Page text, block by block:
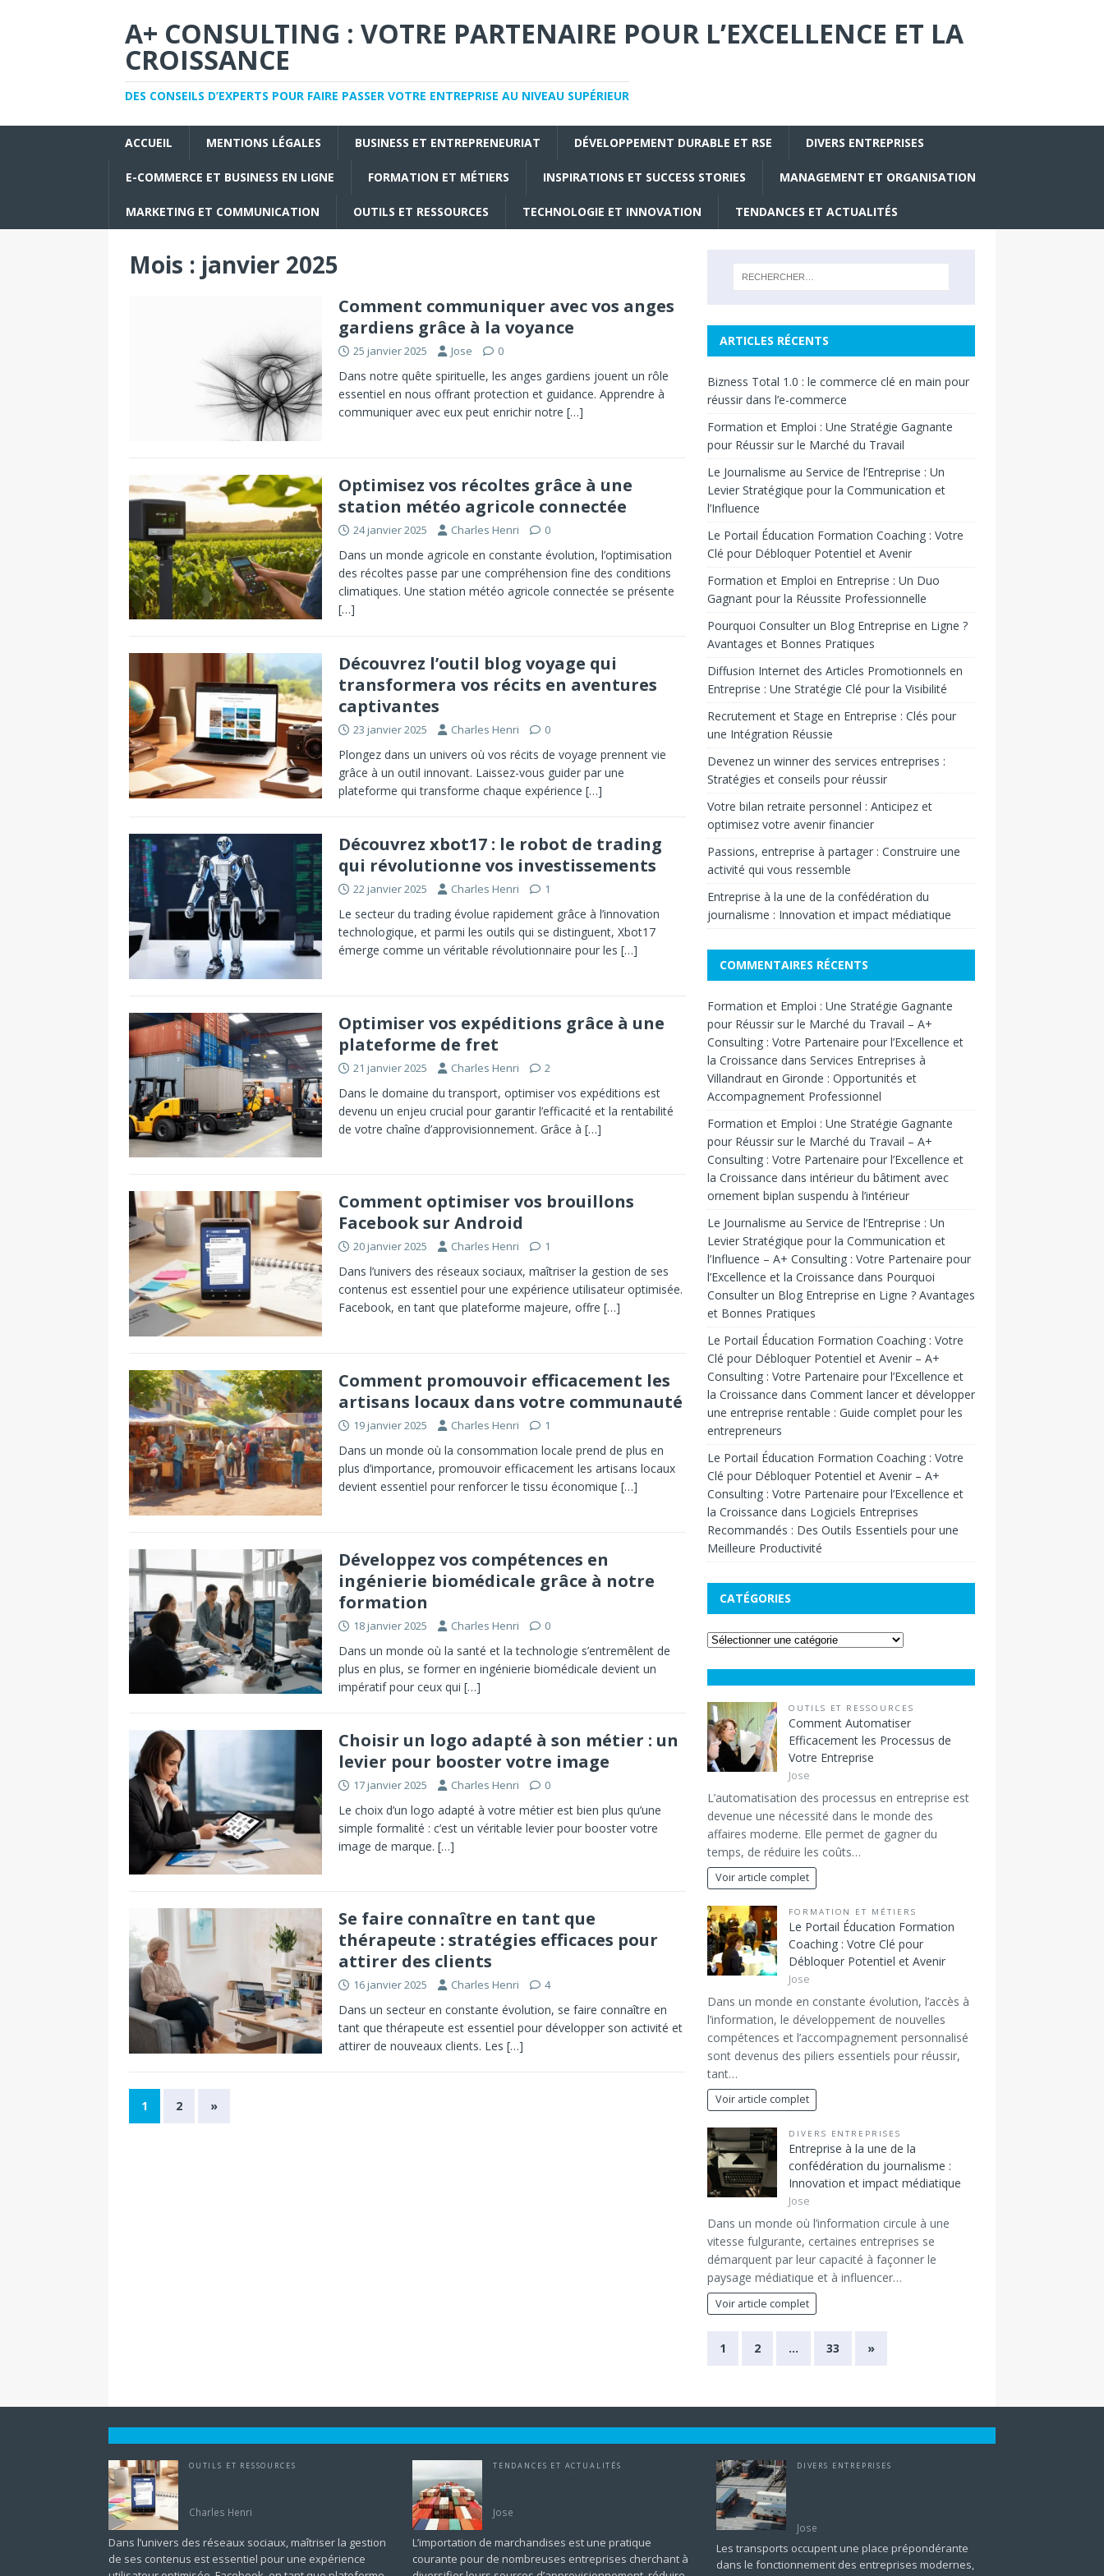
A+ CONSULTING : VOTRE PARTENAIRE POUR L’EXCELLENCE ET LA
CROISSANCE
DES CONSEILS D’EXPERTS POUR FAIRE PASSER VOTRE ENTREPRISE AU NIVEAU SUPÉRIEUR
ACCUEIL MENTIONS LÉGALES BUSINESS ET ENTREPRENEURIAT DÉVELOPPEMENT DURABLE ET RSE DIVERS ENTREPRISES
E-COMMERCE ET BUSINESS EN LIGNE FORMATION ET MÉTIERS INSPIRATIONS ET SUCCESS STORIES MANAGEMENT ET ORGANISATION
MARKETING ET COMMUNICATION OUTILS ET RESSOURCES TECHNOLOGIE ET INNOVATION TENDANCES ET ACTUALITÉS
Mois : janvier 2025
Comment communiquer avec vos anges
gardiens grâce à la voyance
25 janvier 2025 Jose 0
Dans notre quête spirituelle, les anges gardiens jouent un rôle
essentiel en nous offrant protection et guidance. Apprendre à
communiquer avec eux peut enrichir notre […]
Optimisez vos récoltes grâce à une
station météo agricole connectée
24 janvier 2025 Charles Henri 0
Dans un monde agricole en constante évolution, l’optimisation
des récoltes passe par une compréhension fine des conditions
climatiques. Une station météo agricole connectée se présente
[…]
Découvrez l’outil blog voyage qui
transformera vos récits en aventures
captivantes
23 janvier 2025 Charles Henri 0
Plongez dans un univers où vos récits de voyage prennent vie
grâce à un outil innovant. Laissez-vous guider par une
plateforme qui transforme chaque expérience […]
Découvrez xbot17 : le robot de trading
qui révolutionne vos investissements
22 janvier 2025 Charles Henri 1
Le secteur du trading évolue rapidement grâce à l’innovation
technologique, et parmi les outils qui se distinguent, Xbot17
émerge comme un véritable révolutionnaire pour les […]
Optimiser vos expéditions grâce à une
plateforme de fret
21 janvier 2025 Charles Henri 2
Dans le domaine du transport, optimiser vos expéditions est
devenu un enjeu crucial pour garantir l’efficacité et la rentabilité
de votre chaîne d’approvisionnement. Grâce à […]
Comment optimiser vos brouillons
Facebook sur Android
20 janvier 2025 Charles Henri 1
Dans l’univers des réseaux sociaux, maîtriser la gestion de ses
contenus est essentiel pour une expérience utilisateur optimisée.
Facebook, en tant que plateforme majeure, offre […]
Comment promouvoir efficacement les
artisans locaux dans votre communauté
19 janvier 2025 Charles Henri 1
Dans un monde où la consommation locale prend de plus en
plus d’importance, promouvoir efficacement les artisans locaux
devient essentiel pour renforcer le tissu économique […]
Développez vos compétences en
ingénierie biomédicale grâce à notre
formation
18 janvier 2025 Charles Henri 0
Dans un monde où la santé et la technologie s’entremêlent de
plus en plus, se former en ingénierie biomédicale devient un
impératif pour ceux qui […]
Choisir un logo adapté à son métier : un
levier pour booster votre image
17 janvier 2025 Charles Henri 0
Le choix d’un logo adapté à votre métier est bien plus qu’une
simple formalité : c’est un véritable levier pour booster votre
image de marque. […]
Se faire connaître en tant que
thérapeute : stratégies efficaces pour
attirer des clients
16 janvier 2025 Charles Henri 4
Dans un secteur en constante évolution, se faire connaître en
tant que thérapeute est essentiel pour développer son activité et
attirer de nouveaux clients. Les […]
1 2 »
ARTICLES RÉCENTS
Bizness Total 1.0 : le commerce clé en main pour
réussir dans l’e-commerce
Formation et Emploi : Une Stratégie Gagnante
pour Réussir sur le Marché du Travail
Le Journalisme au Service de l’Entreprise : Un
Levier Stratégique pour la Communication et
l’Influence
Le Portail Éducation Formation Coaching : Votre
Clé pour Débloquer Potentiel et Avenir
Formation et Emploi en Entreprise : Un Duo
Gagnant pour la Réussite Professionnelle
Pourquoi Consulter un Blog Entreprise en Ligne ?
Avantages et Bonnes Pratiques
Diffusion Internet des Articles Promotionnels en
Entreprise : Une Stratégie Clé pour la Visibilité
Recrutement et Stage en Entreprise : Clés pour
une Intégration Réussie
Devenez un winner des services entreprises :
Stratégies et conseils pour réussir
Votre bilan retraite personnel : Anticipez et
optimisez votre avenir financier
Passions, entreprise à partager : Construire une
activité qui vous ressemble
Entreprise à la une de la confédération du
journalisme : Innovation et impact médiatique
COMMENTAIRES RÉCENTS
Formation et Emploi : Une Stratégie Gagnante
pour Réussir sur le Marché du Travail – A+
Consulting : Votre Partenaire pour l’Excellence et
la Croissance dans Services Entreprises à
Villandraut en Gironde : Opportunités et
Accompagnement Professionnel
Formation et Emploi : Une Stratégie Gagnante
pour Réussir sur le Marché du Travail – A+
Consulting : Votre Partenaire pour l’Excellence et
la Croissance dans intérieur du bâtiment avec
ornement biplan suspendu à l’intérieur
Le Journalisme au Service de l’Entreprise : Un
Levier Stratégique pour la Communication et
l’Influence – A+ Consulting : Votre Partenaire pour
l’Excellence et la Croissance dans Pourquoi
Consulter un Blog Entreprise en Ligne ? Avantages
et Bonnes Pratiques
Le Portail Éducation Formation Coaching : Votre
Clé pour Débloquer Potentiel et Avenir – A+
Consulting : Votre Partenaire pour l’Excellence et
la Croissance dans Comment lancer et développer
une entreprise rentable : Guide complet pour les
entrepreneurs
Le Portail Éducation Formation Coaching : Votre
Clé pour Débloquer Potentiel et Avenir – A+
Consulting : Votre Partenaire pour l’Excellence et
la Croissance dans Logiciels Entreprises
Recommandés : Des Outils Essentiels pour une
Meilleure Productivité
CATÉGORIES
OUTILS ET RESSOURCES
Comment Automatiser
Efficacement les Processus de
Votre Entreprise
Jose
L’automatisation des processus en entreprise est
devenue une nécessité dans le monde des
affaires moderne. Elle permet de gagner du
temps, de réduire les coûts…
Voir article complet
FORMATION ET MÉTIERS
Le Portail Éducation Formation
Coaching : Votre Clé pour
Débloquer Potentiel et Avenir
Jose
Dans un monde en constante évolution, l’accès à
l’information, le développement de nouvelles
compétences et l’accompagnement personnalisé
sont devenus des piliers essentiels pour réussir,
tant…
Voir article complet
DIVERS ENTREPRISES
Entreprise à la une de la
confédération du journalisme :
Innovation et impact médiatique
Jose
Dans un monde où l’information circule à une
vitesse fulgurante, certaines entreprises se
démarquent par leur capacité à façonner le
paysage médiatique et à influencer…
Voir article complet
1 2 … 33 »
OUTILS ET RESSOURCES
Charles Henri
Dans l’univers des réseaux sociaux, maîtriser la gestion
de ses contenus est essentiel pour une expérience
TENDANCES ET ACTUALITÉS
Jose
L’importation de marchandises est une pratique
courante pour de nombreuses entreprises cherchant à
DIVERS ENTREPRISES
Jose
Les transports occupent une place prépondérante
dans le fonctionnement des entreprises modernes,